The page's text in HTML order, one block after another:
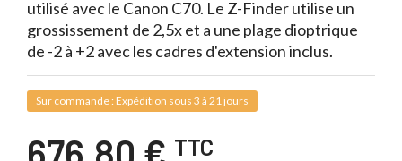
utilisé avec le Canon C70. Le Z-Finder utilise un
grossissement de 2,5x et a une plage dioptrique
de -2 à +2 avec les cadres d'extension inclus.
Sur commande : Expédition sous 3 à 21 jours
676,80 € TTC